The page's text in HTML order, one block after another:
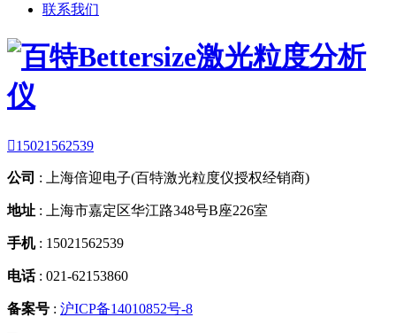
联系我们
15021562539
公司 : 上海倍迎电子(百特激光粒度仪授权经销商)
地址 : 上海市嘉定区华江路348号B座226室
手机: 15021562539
电话: 021-62153860
备案号 : 沪ICP备14010852号-8